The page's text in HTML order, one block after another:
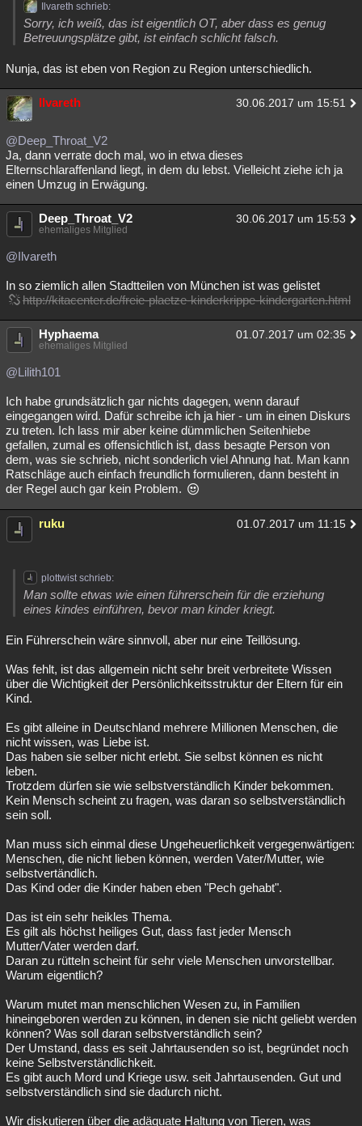
Ilvareth schrieb:
Sorry, ich weiß, das ist eigentlich OT, aber dass es genug
Betreuungsplätze gibt, ist einfach schlicht falsch.
Nunja, das ist eben von Region zu Region unterschiedlich.
Ilvareth 30.06.2017 um 15:51
@Deep_Throat_V2
Ja, dann verrate doch mal, wo in etwa dieses
Elternschlaraffenland liegt, in dem du lebst. Vielleicht ziehe ich ja
einen Umzug in Erwägung.
Deep_Throat_V2 30.06.2017 um 15:53
ehemaliges Mitglied
@Ilvareth
In so ziemlich allen Stadtteilen von München ist was gelistet
http://kitacenter.de/freie-plaetze-kinderkrippe-kindergarten.html
Hyphaema 01.07.2017 um 02:35
ehemaliges Mitglied
@Lilith101
Ich habe grundsätzlich gar nichts dagegen, wenn darauf
eingegangen wird. Dafür schreibe ich ja hier - um in einen Diskurs
zu treten. Ich lass mir aber keine dümmlichen Seitenhiebe
gefallen, zumal es offensichtlich ist, dass besagte Person von
dem, was sie schrieb, nicht sonderlich viel Ahnung hat. Man kann
Ratschläge auch einfach freundlich formulieren, dann besteht in
der Regel auch gar kein Problem.
ruku 01.07.2017 um 11:15
plottwist schrieb:
Man sollte etwas wie einen führerschein für die erziehung
eines kindes einführen, bevor man kinder kriegt.
Ein Führerschein wäre sinnvoll, aber nur eine Teillösung.
Was fehlt, ist das allgemein nicht sehr breit verbreitete Wissen
über die Wichtigkeit der Persönlichkeitsstruktur der Eltern für ein
Kind.
Es gibt alleine in Deutschland mehrere Millionen Menschen, die
nicht wissen, was Liebe ist.
Das haben sie selber nicht erlebt. Sie selbst können es nicht
leben.
Trotzdem dürfen sie wie selbstverständlich Kinder bekommen.
Kein Mensch scheint zu fragen, was daran so selbstverständlich
sein soll.
Man muss sich einmal diese Ungeheuerlichkeit vergegenwärtigen:
Menschen, die nicht lieben können, werden Vater/Mutter, wie
selbstvertändlich.
Das Kind oder die Kinder haben eben "Pech gehabt".
Das ist ein sehr heikles Thema.
Es gilt als höchst heiliges Gut, dass fast jeder Mensch
Mutter/Vater werden darf.
Daran zu rütteln scheint für sehr viele Menschen unvorstellbar.
Warum eigentlich?
Warum mutet man menschlichen Wesen zu, in Familien
hineingeboren werden zu können, in denen sie nicht geliebt werden
können? Was soll daran selbstverständlich sein?
Der Umstand, dass es seit Jahrtausenden so ist, begründet noch
keine Selbstverständlichkeit.
Es gibt auch Mord und Kriege usw. seit Jahrtausenden. Gut und
selbstverständlich sind sie dadurch nicht.
Wir diskutieren über die adäquate Haltung von Tieren, was